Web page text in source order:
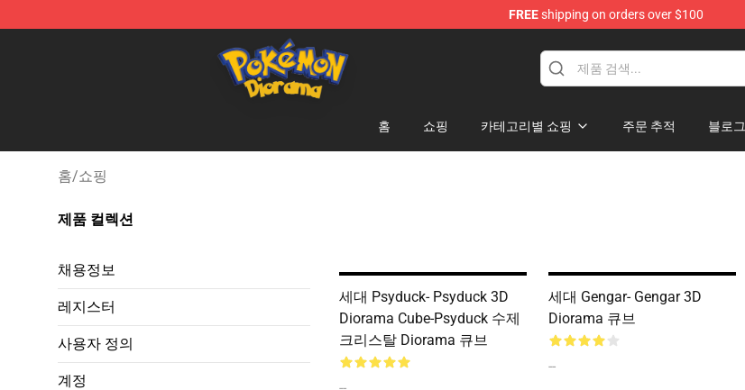
FREEshipping on orders over $100
Pokemon Diorama Shop - The Best Store of Pokemon Diorama
홈 쇼핑 카테고리별 쇼핑 주문 추적 블로그
홈/쇼핑
제품 컬렉션
채용정보
레지스터
사용자 정의
계정
세대 Psyduck- Psyduck 3D
Diorama Cube-Psyduck 수제
크리스탈 Diorama 큐브
세대 Gengar- Gengar 3D
Diorama 큐브
--